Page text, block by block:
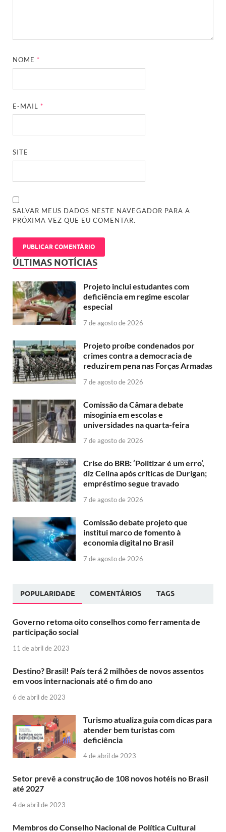
NOME*
E-MAIL*
SITE
SALVAR MEUS DADOS NESTE NAVEGADOR PARA A
PRÓXIMA VEZ QUE EU COMENTAR.
ÚLTIMAS NOTÍCIAS
Projeto inclui estudantes com
deficiência em regime escolar
especial
7 de agosto de 2026
Projeto proíbe condenados por
crimes contra a democracia de
reduzirem pena nas Forças Armadas
7 de agosto de 2026
Comissão da Câmara debate
misoginia em escolas e
universidades na quarta-feira
7 de agosto de 2026
Crise do BRB: ‘Politizar é um erro’,
diz Celina após críticas de Durigan;
empréstimo segue travado
7 de agosto de 2026
Comissão debate projeto que
institui marco de fomento à
economia digital no Brasil
7 de agosto de 2026
POPULARIDADE COMENTÁRIOS TAGS
Governo retoma oito conselhos como ferramenta de
participação social
11 de abril de 2023
Destino? Brasil! País terá 2 milhões de novos assentos
em voos internacionais até o fim do ano
6 de abril de 2023
Turismo atualiza guia com dicas para
atender bem turistas com
deficiência
4 de abril de 2023
Setor prevê a construção de 108 novos hotéis no Brasil
até 2027
4 de abril de 2023
Membros do Conselho Nacional de Política Cultural